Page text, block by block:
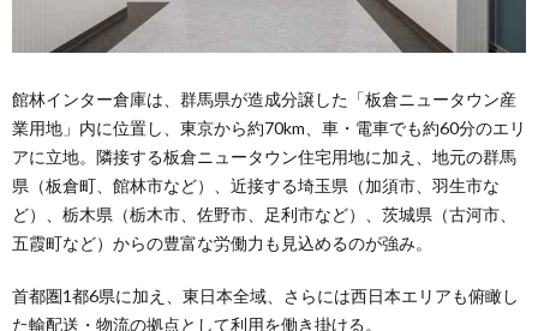
館林インター倉庫は、群馬県が造成分譲した「板倉ニュータウン産
業用地」内に位置し、東京から約70km、車・電車でも約60分のエリ
アに立地。隣接する板倉ニュータウン住宅用地に加え、地元の群馬
県（板倉町、館林市など）、近接する埼玉県（加須市、羽生市な
ど）、栃木県（栃木市、佐野市、足利市など）、茨城県（古河市、
五霞町など）からの豊富な労働力も見込めるのが強み。
首都圏1都6県に加え、東日本全域、さらには西日本エリアも俯瞰し
た輸配送・物流の拠点として利用を働き掛ける。